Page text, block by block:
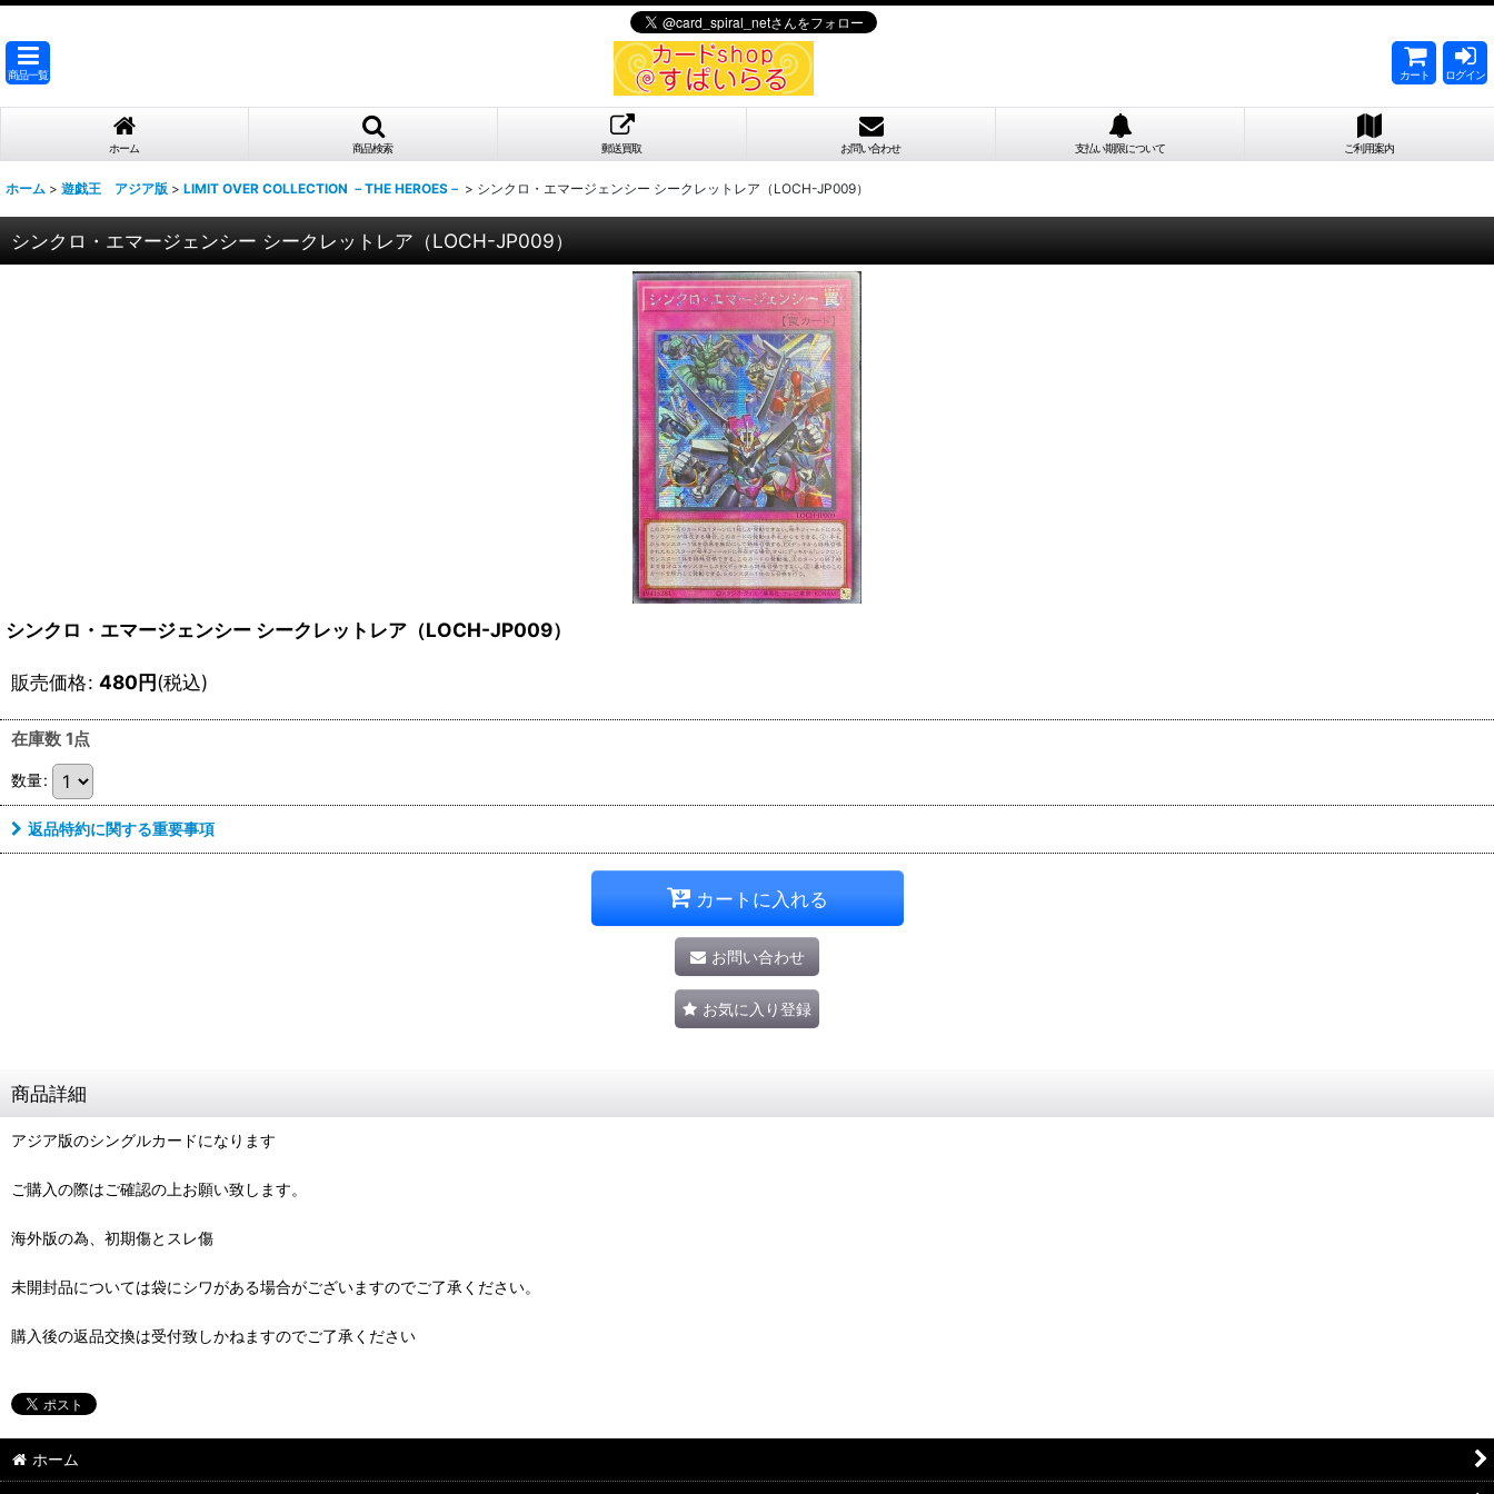
商品一覧 カート ログイン
ホーム 商品検索 郵送買取 お問い合わせ 支払い期限について ご利用案内
ホーム > 遊戯王 アジア版 > LIMIT OVER COLLECTION －THE HEROES－ > シンクロ・エマージェンシー シークレットレア（LOCH-JP009）
シンクロ・エマージェンシー シークレットレア（LOCH-JP009）
シンクロ・エマージェンシー シークレットレア（LOCH-JP009）
販売価格: 480円(税込)
在庫数 1点
数量:
返品特約に関する重要事項
カートに入れる
お問い合わせ
お気に入り登録
商品詳細
アジア版のシングルカードになります
ご購入の際はご確認の上お願い致します。
海外版の為、初期傷とスレ傷
未開封品については袋にシワがある場合がございますのでご了承ください。
購入後の返品交換は受付致しかねますのでご了承ください
ホーム